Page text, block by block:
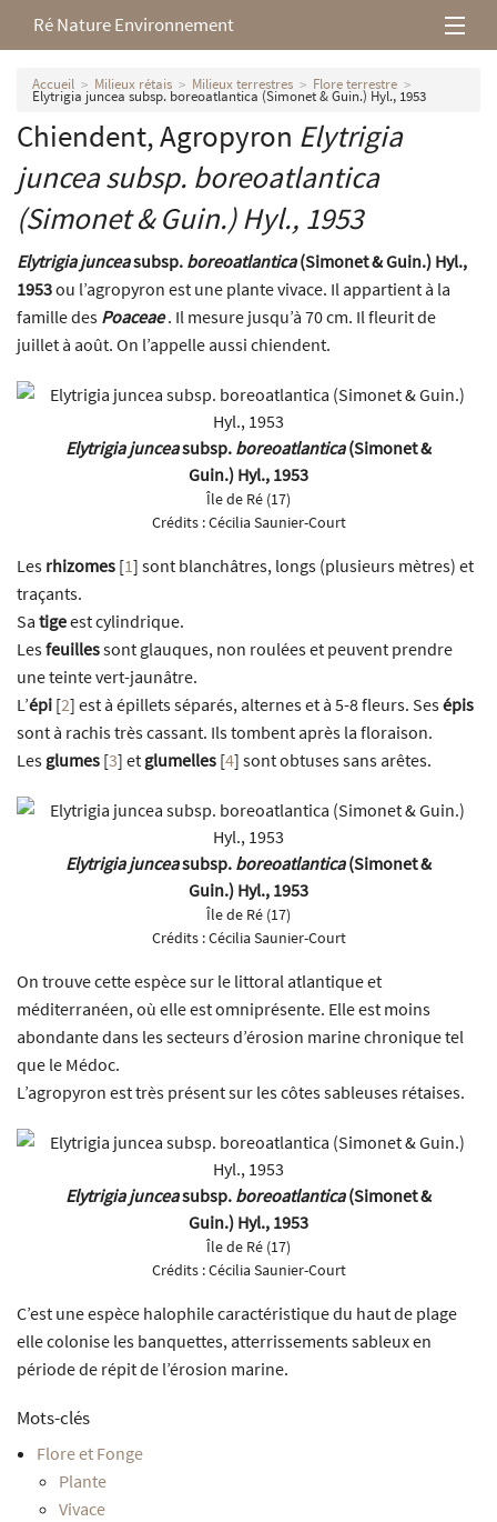
Ré Nature Environnement
L’association
Milieux rétais
Nos parutions
Accueil Milieux rétais Milieux terrestres Flore terrestre
Elytrigia juncea subsp. boreoatlantica (Simonet & Guin.) Hyl., 1953
Chiendent, Agropyron Elytrigia
junceasubsp. boreoatlantica
(Simonet & Guin.) Hyl., 1953
Elytrigia junceasubsp. boreoatlantica(Simonet & Guin.) Hyl.,
1953ou l’agropyron est une plante vivace. Il appartient à la
famille des Poaceae . Il mesure jusqu’à 70 cm. Il fleurit de
juillet à août. On l’appelle aussi chiendent.
Elytrigia junceasubsp. boreoatlantica(Simonet &
Guin.) Hyl., 1953
Île de Ré (17)
Crédits :Cécilia Saunier-Court
Les rhizomes [1] sont blanchâtres, longs (plusieurs mètres) et
traçants.
Sa tigeest cylindrique.
Lesfeuillessont glauques, non roulées et peuvent prendre
une teinte vert-jaunâtre.
L’épi [2] est à épillets séparés, alternes et à 5-8 fleurs. Sesépis
sont à rachis très cassant. Ils tombent après la floraison.
Les glumes [3] et glumelles [4] sont obtuses sans arêtes.
Elytrigia junceasubsp. boreoatlantica(Simonet &
Guin.) Hyl., 1953
Île de Ré (17)
Crédits :Cécilia Saunier-Court
On trouve cette espèce sur le littoral atlantique et
méditerranéen, où elle est omniprésente. Elle est moins
abondante dans les secteurs d’érosion marine chronique tel
que le Médoc.
L’agropyron est très présent sur les côtes sableuses rétaises.
Elytrigia junceasubsp. boreoatlantica(Simonet &
Guin.) Hyl., 1953
Île de Ré (17)
Crédits :Cécilia Saunier-Court
C’est une espèce halophile caractéristique du haut de plage
elle colonise les banquettes, atterrissements sableux en
période de répit de l’érosion marine.
Mots-clés
Flore et Fonge
Plante
Vivace